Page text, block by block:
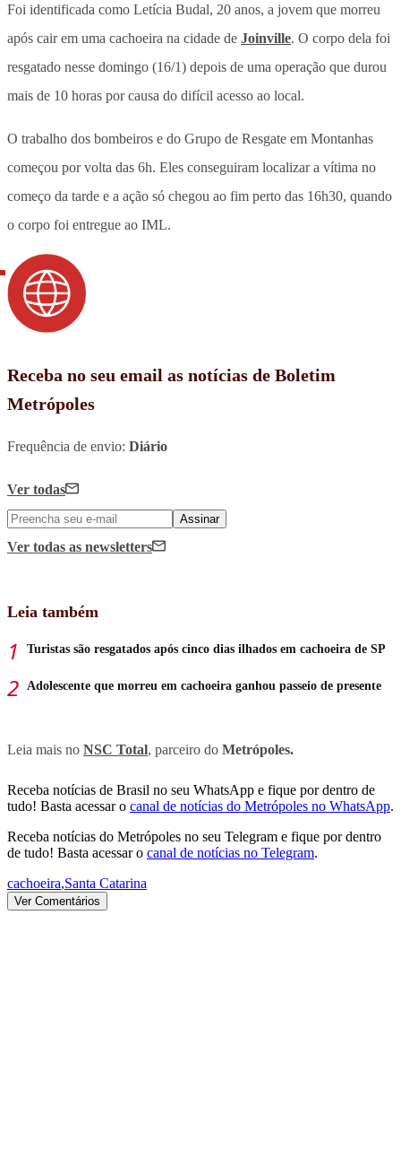
Foi identificada como Letícia Budal, 20 anos, a jovem que morreu
após cair em uma cachoeira na cidade de Joinville. O corpo dela foi
resgatado nesse domingo (16/1) depois de uma operação que durou
mais de 10 horas por causa do difícil acesso ao local.
O trabalho dos bombeiros e do Grupo de Resgate em Montanhas
começou por volta das 6h. Eles conseguiram localizar a vítima no
começo da tarde e a ação só chegou ao fim perto das 16h30, quando
o corpo foi entregue ao IML.
Receba no seu email as notícias de Boletim
Metrópoles
Frequência de envio: Diário
Ver todas
Assinar
Ver todas as newsletters
Leia também
Turistas são resgatados após cinco dias ilhados em cachoeira de SP
Adolescente que morreu em cachoeira ganhou passeio de presente
Leia mais no NSC Total, parceiro do Metrópoles.
Receba notícias de Brasil no seu WhatsApp e fique por dentro de
tudo! Basta acessar o canal de notícias do Metrópoles no WhatsApp.
Receba notícias do Metrópoles no seu Telegram e fique por dentro
de tudo! Basta acessar o canal de notícias no Telegram.
cachoeira,Santa Catarina
Ver Comentários